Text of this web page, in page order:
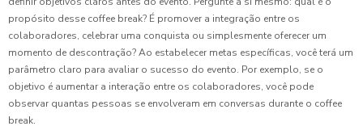
propósito desse coffee break? É promover a integração entre os
colaboradores, celebrar uma conquista ou simplesmente oferecer um
momento de descontração? Ao estabelecer metas específicas, você terá um
parâmetro claro para avaliar o sucesso do evento. Por exemplo, se o
objetivo é aumentar a interação entre os colaboradores, você pode
observar quantas pessoas se envolveram em conversas durante o coffee
break.